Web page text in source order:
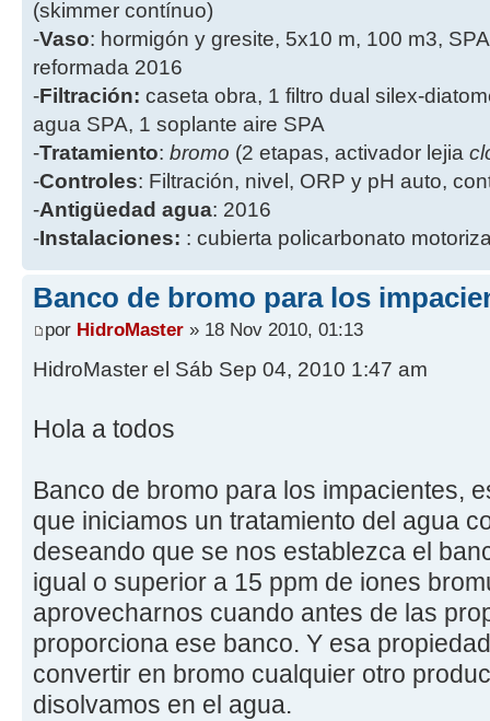
(skimmer contínuo)
-Vaso: hormigón y gresite, 5x10 m, 100 m3,
reformada 2016
-Filtración: caseta obra, 1 filtro dual silex-
agua SPA, 1 soplante aire SPA
-Tratamiento: bromo (2 etapas, activador lejia
-Controles: Filtración, nivel, ORP y pH auto,
-Antigüedad agua: 2016
-Instalaciones: : cubierta policarbonato
Banco de bromo para los
por HidroMaster » 18 Nov 2010, 01:13
HidroMaster el Sáb Sep 04, 2010 1:47 am
Hola a todos
Banco de bromo para los impacientes,
que iniciamos un tratamiento del agua
deseando que se nos establezca el
igual o superior a 15 ppm de iones
aprovecharnos cuando antes de las
proporciona ese banco. Y esa
convertir en bromo cualquier otro
disolvamos en el agua.